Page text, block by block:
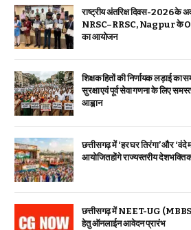
राष्ट्रीय अंतरिक्ष दिवस-2026 के
NRSC–RRSC, Nagpur
का आयोजन
शिक्षक हितों की निर्णायक लड़ाई का
सुरक्षा एवं पूर्व सेवा गणना के लिए
आह्वान
छत्तीसगढ़ में ‘हर घर तिरंगा’ और
आयोजित होंगे राज्यस्तरीय देशभक्ति
छत्तीसगढ़ में NEET-UG
हेतु ऑनलाईन आवेदन प्रारंभ